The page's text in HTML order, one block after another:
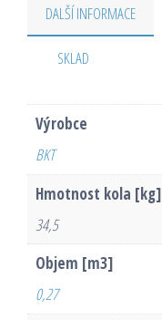
DALŠÍ INFORMACE
SKLAD
Výrobce
BKT
Hmotnost kola [kg]
34,5
Objem [m3]
0,27